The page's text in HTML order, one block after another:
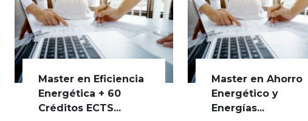
Master en Eficiencia
Energética + 60
Créditos ECTS...
Master en Ahorro
Energético y
Energías...